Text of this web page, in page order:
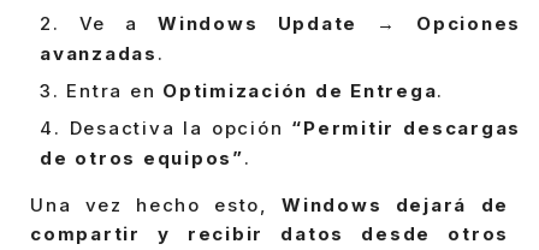
Ve aWindows Update → Opciones
avanzadas .
Entra en Optimización de Entrega.
Desactiva la opción “Permitir descargas
de otros equipos”.
Una vez hecho esto,Windows dejará de
compartir y recibir datos desde otros